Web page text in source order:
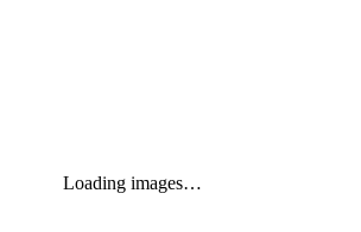
Loading images…